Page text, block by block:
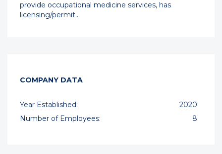
provide occupational medicine services, has
licensing/permit…
COMPANY DATA
Year Established:
2020
Number of Employees:
8